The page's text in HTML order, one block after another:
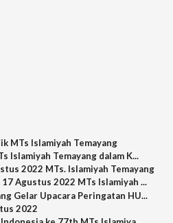
MTs Islamiyah Temayang
Islamiyah Temayang dalam K...
2022 MTs. Islamiyah Temayang
Agustus 2022 MTs Islamiyah ...
Gelar Upacara Peringatan HU...
2022